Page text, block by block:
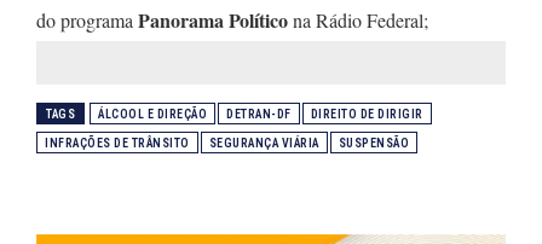
do programa Panorama Políticona Rádio Federal;
TAGS ÁLCOOL E DIREÇÃO DETRAN-DF DIREITO DE DIRIGIR
INFRAÇÕES DE TRÂNSITO SEGURANÇA VIÁRIA SUSPENSÃO